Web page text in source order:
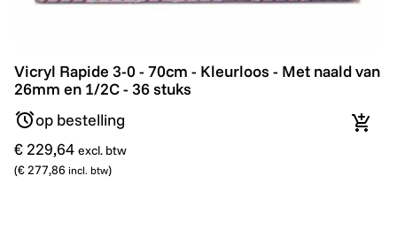
Vicryl Rapide 3-0 - 70cm - Kleurloos - Met naald van
Vicryl Rapide 3-0 - 70cm - Kleurloos - Met naald van
26mm en 1/2C - 36 stuks
op bestelling
€ 229,64 excl. btw
(€ 277,86 incl. btw)
In